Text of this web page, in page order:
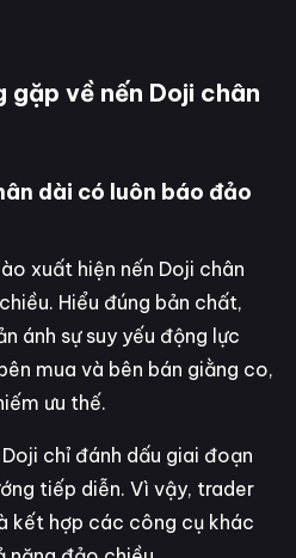
gặp về nến Doji chân
dài có luôn báo đảo
xuất hiện nến Doji chân
Hiểu đúng bản chất,
ánh sự suy yếu động lực
mua và bên bán giằng co,
ưu thế.
chỉ đánh dấu giai đoạn
tiếp diễn. Vì vậy, trader
kết hợp các công cụ khác